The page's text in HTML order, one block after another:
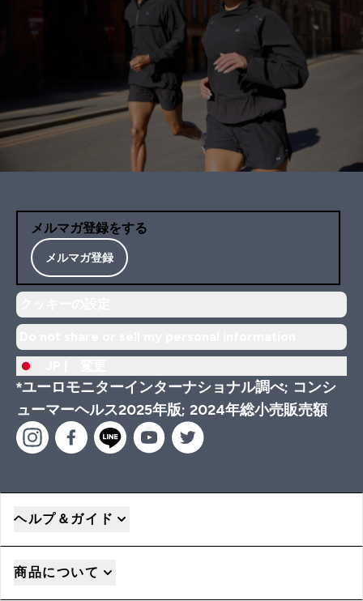
メルマガ登録をする
メルマガ登録
*ユーロモニターインターナショナル調べ; コンシ
ューマーヘルス2025年版; 2024年総小売販売額
ヘルプ＆ガイド
商品について